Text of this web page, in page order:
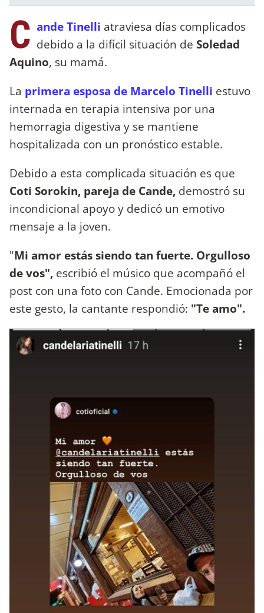
C ande Tinelli atraviesa días complicados
debido a la difícil situación de Soledad
Aquino, su mamá.
La primera esposa de Marcelo Tinelli estuvo
internada en terapia intensiva por una
hemorragia digestiva y se mantiene
hospitalizada con un pronóstico estable.
Debido a esta complicada situación es que
Coti Sorokin, pareja de Cande, demostró su
incondicional apoyo y dedicó un emotivo
mensaje a la joven.
"Mi amor estás siendo tan fuerte. Orgulloso
de vos", escribió el músico que acompañó el
post con una foto con Cande. Emocionada por
este gesto, la cantante respondió: "Te amo".